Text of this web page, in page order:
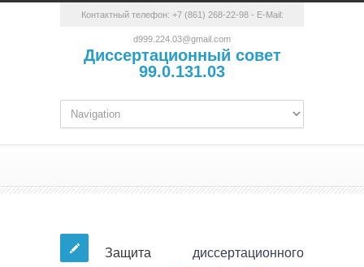
Контактный телефон: +7 (861) 268-22-98- E-Mail:
d999.224.03@gmail.com
Диссертационный совет
99.0.131.03
Защита диссертационного